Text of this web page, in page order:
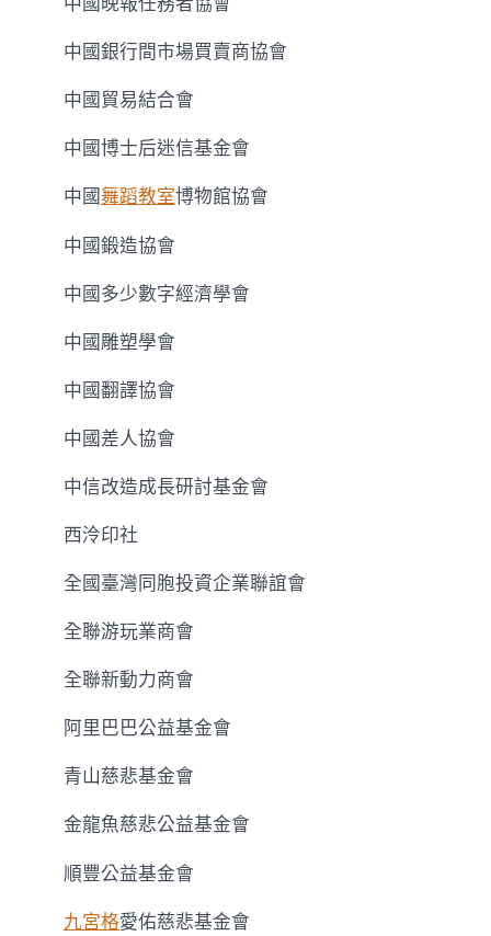
中國銀行間市場買賣商協會
中國貿易結合會
中國博士后迷信基金會
中國舞蹈教室博物館協會
中國鍛造協會
中國多少數字經濟學會
中國雕塑學會
中國翻譯協會
中國差人協會
中信改造成長研討基金會
西泠印社
全國臺灣同胞投資企業聯誼會
全聯游玩業商會
全聯新動力商會
阿里巴巴公益基金會
青山慈悲基金會
金龍魚慈悲公益基金會
順豐公益基金會
九宮格愛佑慈悲基金會